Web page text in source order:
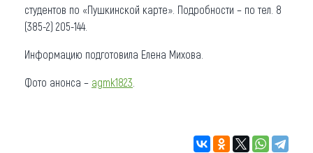
студентов по «Пушкинской карте». Подробности – по тел. 8
(385-2) 205-144.
Информацию подготовила Елена Михова.
Фото анонса – agmk1823